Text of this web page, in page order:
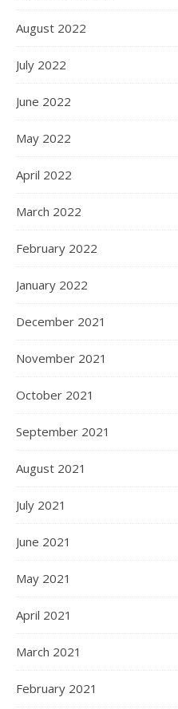
August 2022
July 2022
June 2022
May 2022
April 2022
March 2022
February 2022
January 2022
December 2021
November 2021
October 2021
September 2021
August 2021
July 2021
June 2021
May 2021
April 2021
March 2021
February 2021